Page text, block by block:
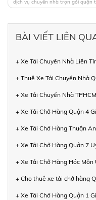
dịch vụ chuyển nhà trọn gói quận
BÀI VIẾT LIÊN
+ Xe Tải Chuyển Nhà Liên
+ Thuê Xe Tải Chuyển Nhà
+ Xe Tải Chuyển Nhà
+ Xe Tải Chở Hàng Quận 4
+ Xe Tải Chở Hàng Thuận
+ Xe Tải Chở Hàng Quận 7
+ Xe Tải Chở Hàng Hóc
+ Cho thuê xe tải chở hàng
+ Xe Tải Chở Hàng Quận 1